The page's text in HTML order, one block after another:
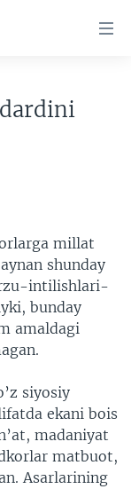
millat
shunday
intilishlari-
bunday
amaldagi
siyosiy
ekani bois
madaniyat
matbuot,
Asarlarining